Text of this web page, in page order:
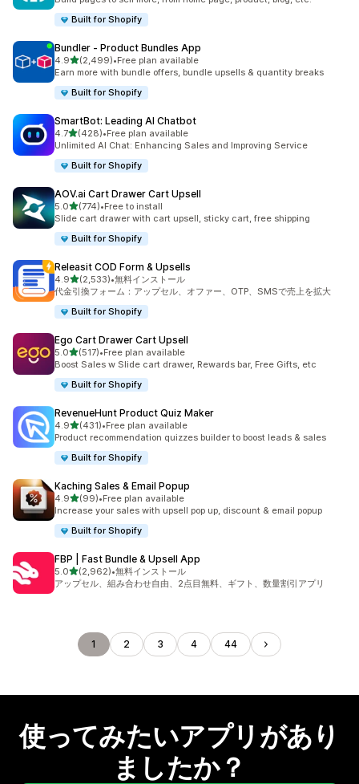
Built for Shopify
Bundler ‑ Product Bundles App
4.95つ星中
(2,499)
合計レビュー数：2499件
•Free plan available
Earn more with bundle offers, bundle upsells & quantity breaks
Built for Shopify
SmartBot: Leading AI Chatbot
4.75つ星中
(428)
合計レビュー数：428件
•Free plan available
Unlimited AI Chat: Enhancing Sales and Improving Service
Built for Shopify
AOV.ai Cart Drawer Cart Upsell
5.05つ星中
(774)
合計レビュー数：774件
•Free to install
Slide cart drawer with cart upsell, sticky cart, free shipping
Built for Shopify
Releasit COD Form & Upsells
4.95つ星中
(2,533)
合計レビュー数：2533件
•無料インストール
代金引換フォーム：アップセル、オファー、OTP、SMSで売上を拡大
Built for Shopify
Ego Cart Drawer Cart Upsell
5.05つ星中
(517)
合計レビュー数：517件
•Free plan available
Boost Sales w Slide cart drawer, Rewards bar, Free Gifts, etc
Built for Shopify
RevenueHunt Product Quiz Maker
4.95つ星中
(431)
合計レビュー数：431件
•Free plan available
Product recommendation quizzes builder to boost leads & sales
Built for Shopify
Kaching Sales & Email Popup
4.95つ星中
(99)
合計レビュー数：99件
•Free plan available
Increase your sales with upsell pop up, discount & email popup
Built for Shopify
FBP | Fast Bundle & Upsell App
5.05つ星中
(2,962)
合計レビュー数：2962件
•無料インストール
アップセル、組み合わせ自由、2点目無料、ギフト、数量割引アプリ
1 2 3 4 44
使ってみたいアプリがあり
ましたか？